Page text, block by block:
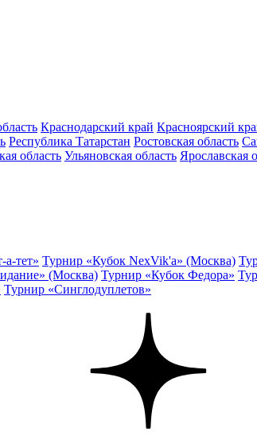
Краснодарский край Красноярский
Республика Татарстан Ростовская область
область Ульяновская область Ярославская
тет» Турнир «Кубок NexVik'a» (Москва)
(Москва) Турнир «Кубок Федора»
Турнир «Синглодуплетов»